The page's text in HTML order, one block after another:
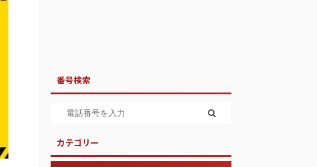
番号検索
カテゴリー